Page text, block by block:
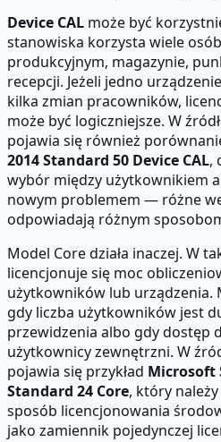
Device CAL może być
stanowiska korzysta wiele
produkcyjnym, magazynie,
recepcji. Jeżeli jedno
kilka zmian pracowników,
może być logiczniejsze. W
pojawia się również
2014 Standard 50 Device CAL,
wybór między użytkownikiem
nowym problemem — różne
odpowiadają różnym
Model Core działa inaczej. W
licencjonuje się moc
użytkowników lub urządzenia.
gdy liczba użytkowników jest
przewidzenia albo gdy dostęp
użytkownicy zewnętrzni. W
pojawia się przykład Microsoft
Standard 24 Core, który
sposób licencjonowania
jako zamiennik pojedynczej